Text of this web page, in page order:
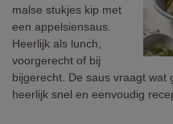
malse stukjes kip met
een appelsiensaus.
Heerlijk als lunch,
voorgerecht of bij
bijgerecht. De saus vraagt wat
heerlijk snel en eenvoudig